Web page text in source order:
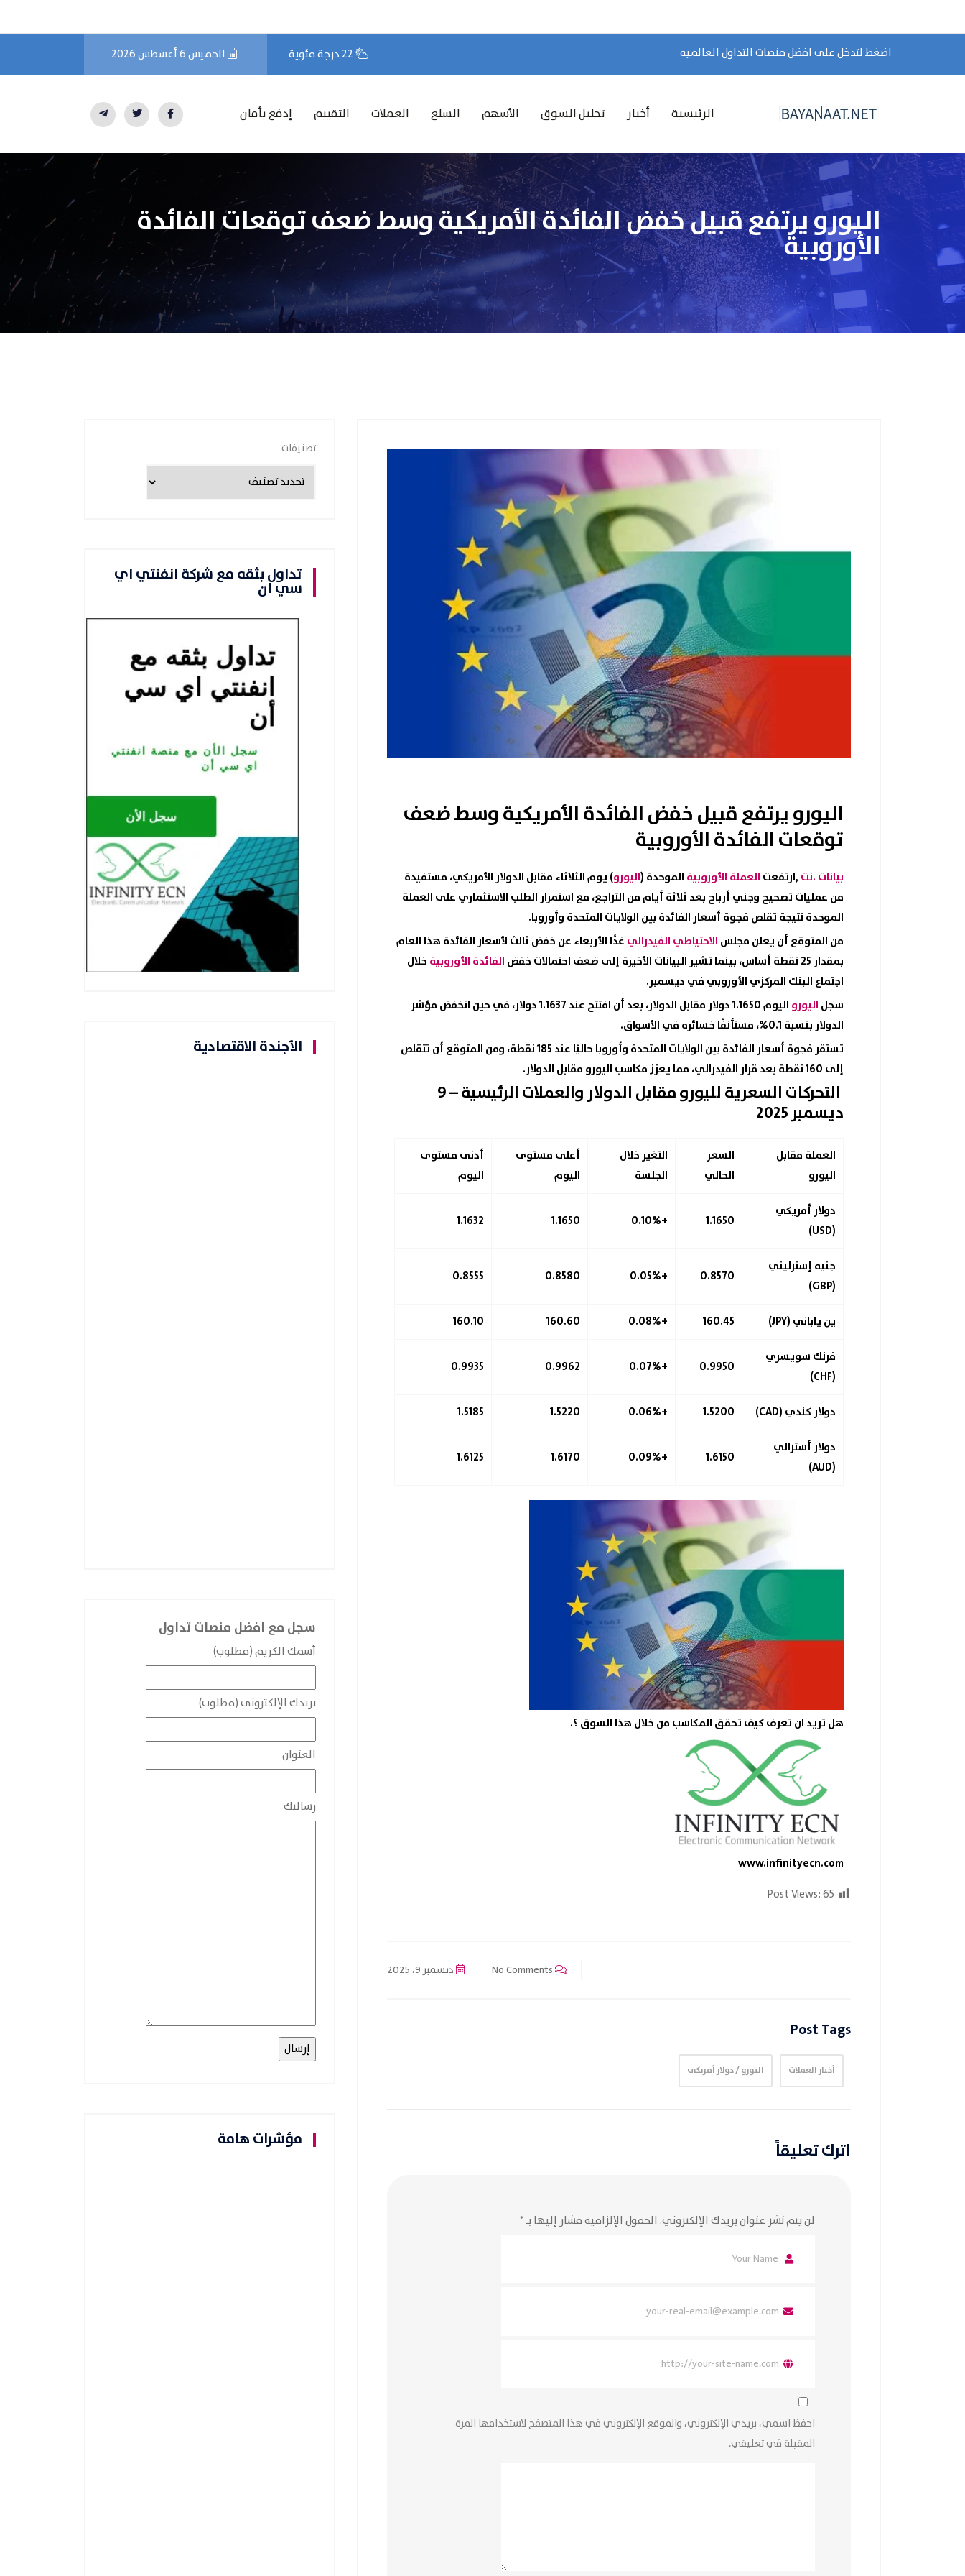
اضغط لتدخل على افضل منصات التداول العالميه 22 درجة مئوية الخميس 6 أغسطس 2026
الرئيسية أخبار تحليل السوق الأسهم السلع العملات التقييم إدفع بأمان
اليورو يرتفع قبيل خفض الفائدة الأمريكية وسط ضعف توقعات الفائدة
الأوروبية
اليورو يرتفع قبيل خفض الفائدة الأمريكية وسط ضعف
توقعات الفائدة الأوروبية
بيانات .نت ,ارتفعت العملة الأوروبية الموحدة (اليورو) يوم الثلاثاء مقابل الدولار الأمريكي، مستفيدة
من عمليات تصحيح وجني أرباح بعد ثلاثة أيام من التراجع، مع استمرار الطلب الاستثماري على العملة
الموحدة نتيجة تقلص فجوة أسعار الفائدة بين الولايات المتحدة وأوروبا.
من المتوقع أن يعلن مجلس الاحتياطي الفيدرالي غدًا الأربعاء عن خفض ثالث لأسعار الفائدة هذا العام
بمقدار 25 نقطة أساس، بينما تشير البيانات الأخيرة إلى ضعف احتمالات خفض
الفائدة الأوروبية خلال
اجتماع البنك المركزي الأوروبي في ديسمبر.
سجل اليورو
اليوم 1.1650 دولار مقابل الدولار، بعد أن افتتح عند 1.1637 دولار، في حين انخفض مؤشر
الدولار بنسبة 0.1%، مستأنفًا خسائره في الأسواق.
تستقر فجوة أسعار الفائدة بين الولايات المتحدة وأوروبا حاليًا عند 185 نقطة، ومن المتوقع أن تتقلص
إلى 160 نقطة بعد قرار الفيدرالي، مما يعزز مكاسب اليورو مقابل الدولار.
التحركات السعريةلليورو مقابل الدولار والعملات الرئيسية – 9
ديسمبر 2025
العملة مقابل
اليورو
السعر
الحالي
التغير خلال
الجلسة
أعلى مستوى
اليوم
أدنى مستوى
اليوم
دولار أمريكي
(USD)
1.1650
+0.10%
1.1650
1.1632
جنيه إسترليني
(GBP)
0.8570
+0.05%
0.8580
0.8555
ين ياباني (JPY) 160.45
+0.08%
160.60
160.10
فرنك سويسري
(CHF)
0.9950
+0.07%
0.9962
0.9935
دولار كندي (CAD) 1.5200
+0.06%
1.5220
1.5185
دولار أسترالي
(AUD)
1.6150
+0.09%
1.6170
1.6125
هل تريد ان تعرف كيف تحقق المكاسب من خلال هذا السوق ؟.
www.infinityecn.com
Post Views:65
ديسمبر 9، 2025
Post Tags
أخبار العملات اليورو / دولار أمريكي
اترك تعليقاً
لن يتم نشر عنوان بريدك الإلكتروني. الحقول الإلزامية مشار إليها بـ*
احفظ اسمي، بريدي الإلكتروني، والموقع الإلكتروني في هذا المتصفح لاستخدامها المرة
المقبلة في تعليقي.
تصنيفات
تداول بثقه مع شركة انفنتي اي
سي ان
الأجندة الاقتصادية
سجل مع افضل منصات تداول
أسمك الكريم (مطلوب)
بريدك الإلكتروني (مطلوب)
العنوان
رسالتك
مؤشرات هامة